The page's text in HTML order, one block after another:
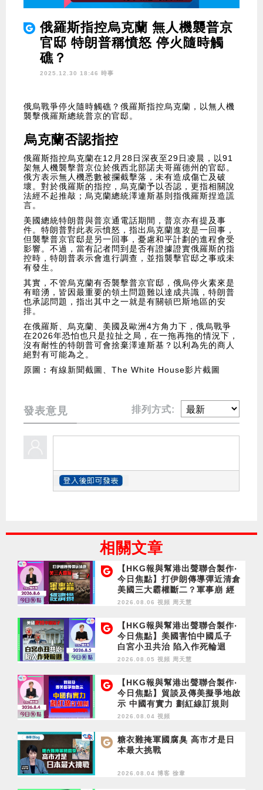
俄羅斯指控烏克蘭 無人機襲普京
官邸 特朗普稱憤怒 停火隨時觸
礁？
2025.12.30 18:46 時事
俄烏戰爭停火隨時觸礁？俄羅斯指控烏克蘭，以無人機
襲擊俄羅斯總統普京的官邸。
烏克蘭否認指控
俄羅斯指控烏克蘭在12月28日深夜至29日凌晨，以91
架無人機襲擊普京位於俄西北部諾夫哥羅德州的官邸。
俄方表示無人機悉數被攔截擊落，未有造成傷亡及破
壞。對於俄羅斯的指控，烏克蘭予以否認，更指相關說
法經不起推敲；烏克蘭總統澤連斯基則指俄羅斯捏造謊
言。
美國總統特朗普與普京通電話期間，普京亦有提及事
件。特朗普對此表示憤怒，指出烏克蘭進攻是一回事，
但襲擊普京官邸是另一回事，憂慮和平計劃的進程會受
影響。不過，當有記者問到是否有證據證實俄羅斯的指
控時，特朗普表示會進行調查，並指襲擊官邸之事或未
有發生。
其實，不管烏克蘭有否襲擊普京官邸，俄烏停火素來是
有暗湧，皆因最重要的領土問題難以達成共識，特朗普
也承認問題，指出其中之一就是有關頓巴斯地區的安
排。
在俄羅斯、烏克蘭、美國及歐洲4方角力下，俄烏戰爭
在2026年恐怕也只是拉扯之局，在一拖再拖的情況下，
沒有耐性的特朗普可會捨棄澤連斯基？以利為先的商人
絕對有可能為之。
原圖︰有線新聞截圖、The White House影片截圖
發表意見 排列方式:
相關文章
【HKG報與幫港出聲聯合製作‧
今日焦點】打伊朗傳導彈近清倉
美國三大霸權斷二？軍事崩 經
濟損
2026.08.06 視頻 周天慧
【HKG報與幫港出聲聯合製作‧
今日焦點】美國害怕中國瓜子
白宮小丑共治 陷入作死輪迴
2026.08.05 視頻 周天慧
【HKG報與幫港出聲聯合製作‧
今日焦點】貿談及傳美擬爭地啟
示 中國有實力 劃紅線訂規則
2026.08.04 視頻
糖衣難掩軍國腐臭 高市才是日
本最大挑戰
2026.08.04 博客 徐韋